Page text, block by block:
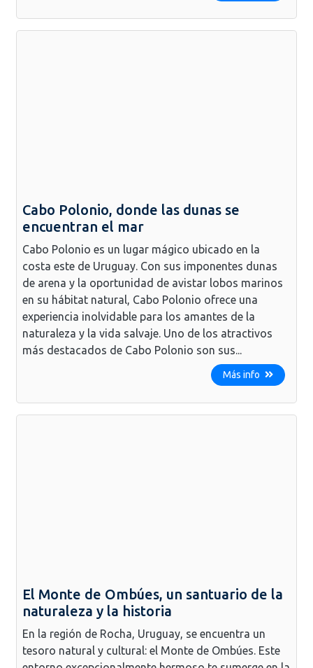
Cabo Polonio, donde las dunas se
encuentran el mar
Cabo Polonio es un lugar mágico ubicado en la
costa este de Uruguay. Con sus imponentes dunas
de arena y la oportunidad de avistar lobos marinos
en su hábitat natural, Cabo Polonio ofrece una
experiencia inolvidable para los amantes de la
naturaleza y la vida salvaje. Uno de los atractivos
más destacados de Cabo Polonio son sus...
Más info
El Monte de Ombúes, un santuario de la
naturaleza y la historia
En la región de Rocha, Uruguay, se encuentra un
tesoro natural y cultural: el Monte de Ombúes. Este